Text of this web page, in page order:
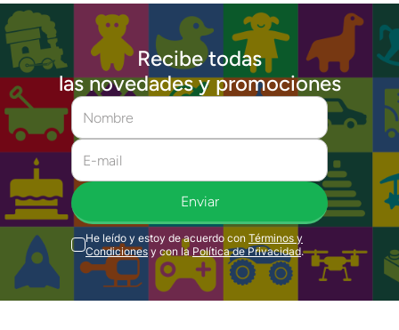
Recibe todas
las novedades y promociones
Enviar
He leído y estoy de acuerdo con Términos y
Condiciones y con la Política de Privacidad.